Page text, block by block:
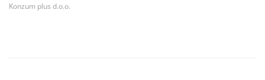
Konzum plus d.o.o.